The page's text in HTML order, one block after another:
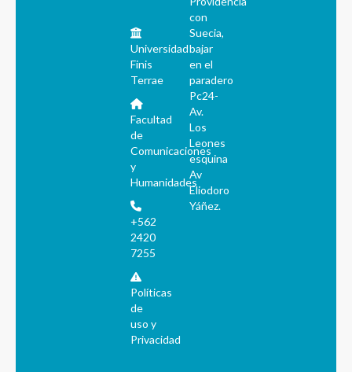
Universidad
Finis
Terrae
Facultad
de
Comunicaciones
y
Humanidades
+562
2420
7255
Políticas
de
uso y
Privacidad
con
Suecia,
bajar
en el
paradero
Pc24-
Av.
Los
Leones
esquina
Av
Eliodoro
Yáñez.